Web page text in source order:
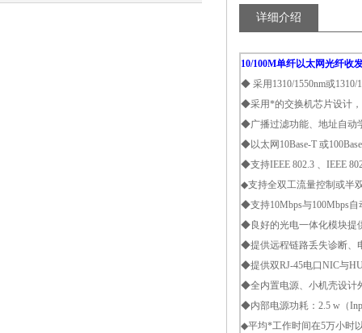
详细介绍
10/100M单纤以太网光纤收
◆ 采用1310/1550nm或
◆采用*的交换机芯片设计
◆广播过滤功能、地址自动
◆以太网10Base-T 或
◆支持IEEE 802.3 、IEEE
◆支持全双工流量控制或半
◆支持10Mbps与100Mbps
◆良好的光电一体化模块提
◆提供远程链路丢失诊断、
◆提供双RJ-45电口NIC与
◆全内置电源、小机壳设计
◆内部电源功耗：2.5 w（
◆平均*工作时间在5万小时